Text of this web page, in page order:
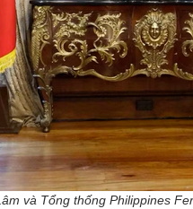
và Tổng thống Philippines